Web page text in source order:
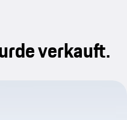
verkauft.